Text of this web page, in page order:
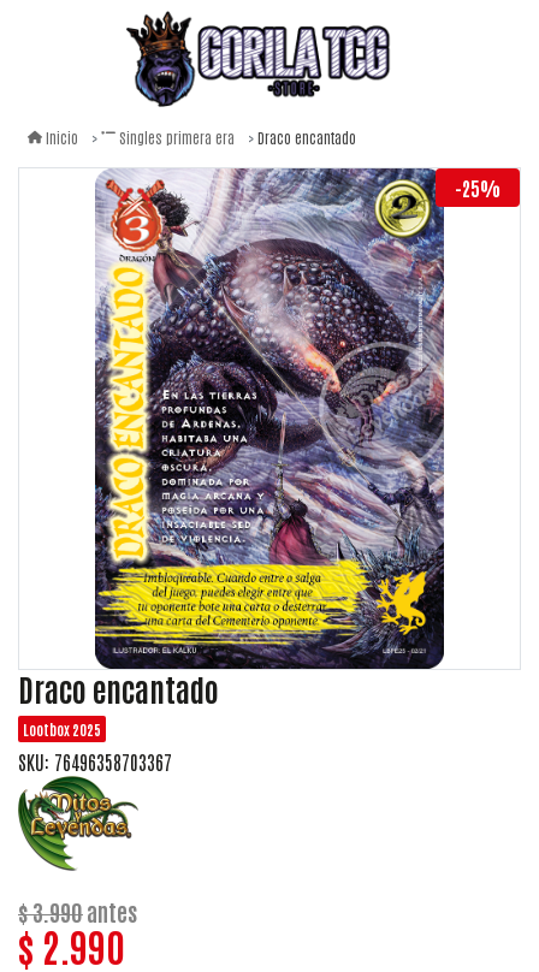
Inicio Singles primera era Draco encantado
-25%
Draco encantado
Lootbox 2025
SKU: 76496358703367
$ 3.990antes
$ 2.990